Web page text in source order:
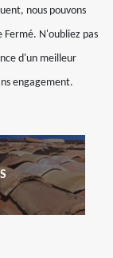
nous pouvons
Fermé. N'oubliez pas
d'un meilleur
engagement.